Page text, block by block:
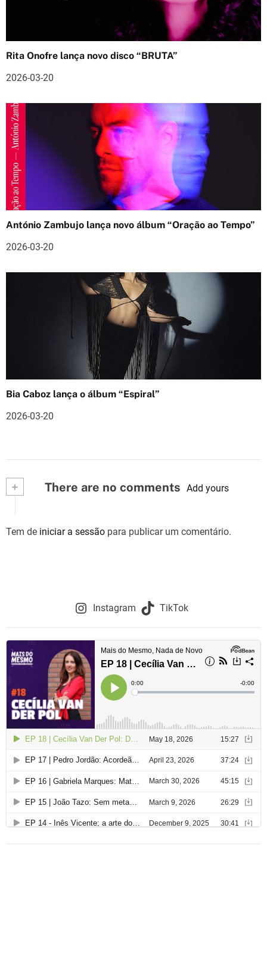
e
a
t
g
o
s
Rita Onofre lança novo disco “BRUTA”
2026-03-20
António Zambujo lança novo álbum “Oração ao Tempo”
2026-03-20
Bia Caboz lança o álbum “Espiral”
2026-03-20
+ There are no comments Add yours
Tem de iniciar a sessão para publicar um comentário.
Instagram TikTok